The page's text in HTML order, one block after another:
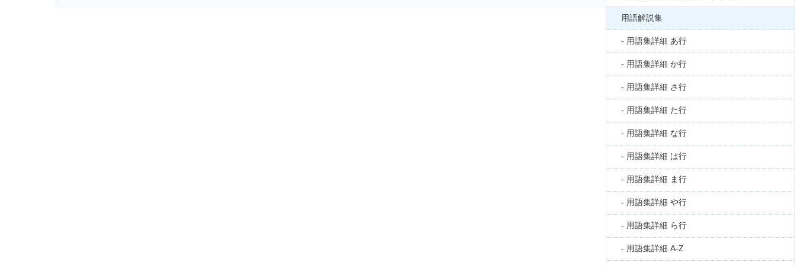
用語解説集
用語集詳細 あ行
用語集詳細 か行
用語集詳細 さ行
用語集詳細 た行
用語集詳細 な行
用語集詳細 は行
用語集詳細 ま行
用語集詳細 や行
用語集詳細 ら行
用語集詳細 A-Z